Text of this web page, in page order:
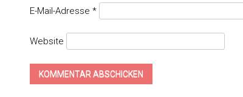
E-Mail-Adresse *
Website